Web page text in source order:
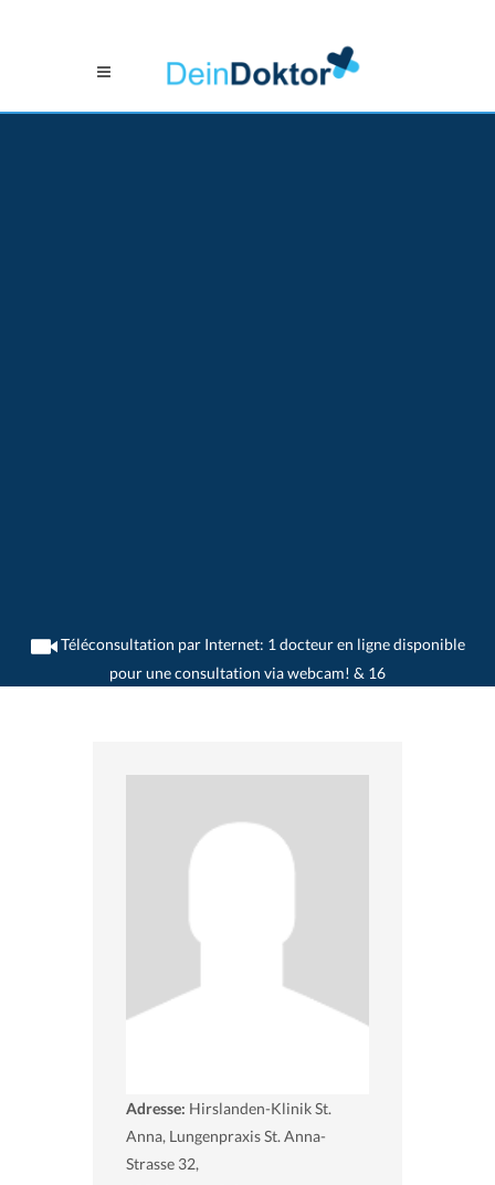
Téléconsultation par Internet: 1 docteur en ligne disponible
pour une consultation via webcam! & 16
>Pneumologues>Luzern>Dr. Erich Helfenstein>Consultation avec Dr. Erich
Adresse: Hirslanden-Klinik St.
Anna, Lungenpraxis St. Anna-
Strasse 32,